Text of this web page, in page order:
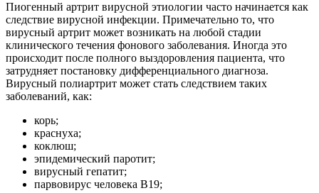
Пиогенный артрит вирусной этиологии часто начинается как
следствие вирусной инфекции. Примечательно то, что
вирусный артрит может возникать на любой стадии
клинического течения фонового заболевания. Иногда это
происходит после полного выздоровления пациента, что
затрудняет постановку дифференциального диагноза.
Вирусный полиартрит может стать следствием таких
заболеваний, как:
корь;
краснуха;
коклюш;
эпидемический паротит;
вирусный гепатит;
парвовирус человека В19;